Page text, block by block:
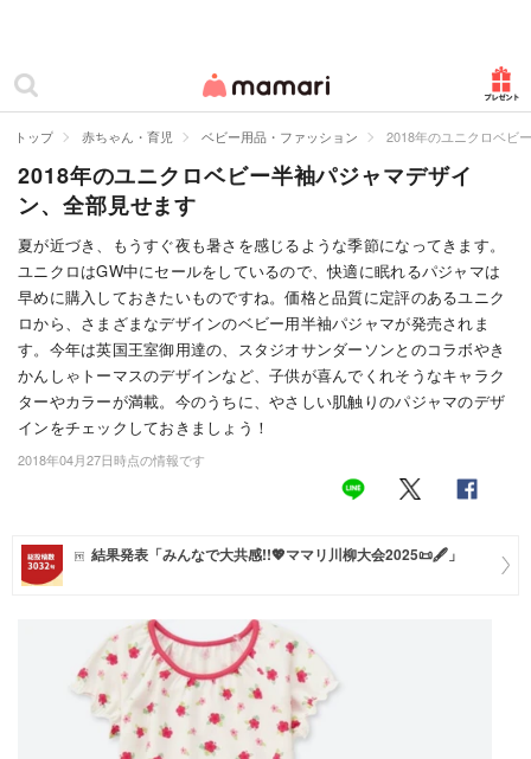
ママリ
カテゴリー一覧
妊娠
出産
赤ちゃん・育児
子育て・家族
病院
美容・ファッション
お仕事
マネー
トレンド・イベント
トップ 赤ちゃん・育児 ベビー用品・ファッション 2018年のユニクロベビ
2018年のユニクロベビー半袖パジャマデザイ
ン、全部見せます
夏が近づき、もうすぐ夜も暑さを感じるような季節になってきます。
ユニクロはGW中にセールをしているので、快適に眠れるパジャマは
早めに購入しておきたいものですね。価格と品質に定評のあるユニク
ロから、さまざまなデザインのベビー用半袖パジャマが発売されま
す。今年は英国王室御用達の、スタジオサンダーソンとのコラボやき
かんしゃトーマスのデザインなど、子供が喜んでくれそうなキャラク
ターやカラーが満載。今のうちに、やさしい肌触りのパジャマのデザ
インをチェックしておきましょう！
2018年04月27日時点の情報です
結果発表「みんなで大共感!!💖ママリ川柳大会2025📜🖋️」